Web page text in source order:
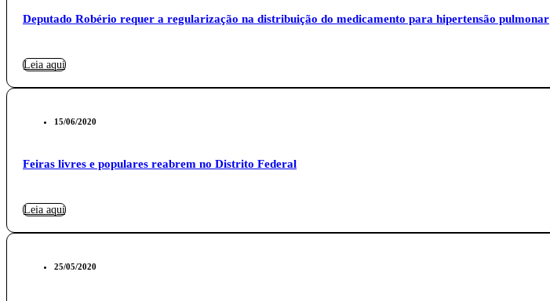
Deputado Robério requer a regularização na distribuição do medicamento para hipertensão pulmonar
Leia aqui
15/06/2020
Feiras livres e populares reabrem no Distrito Federal
Leia aqui
25/05/2020